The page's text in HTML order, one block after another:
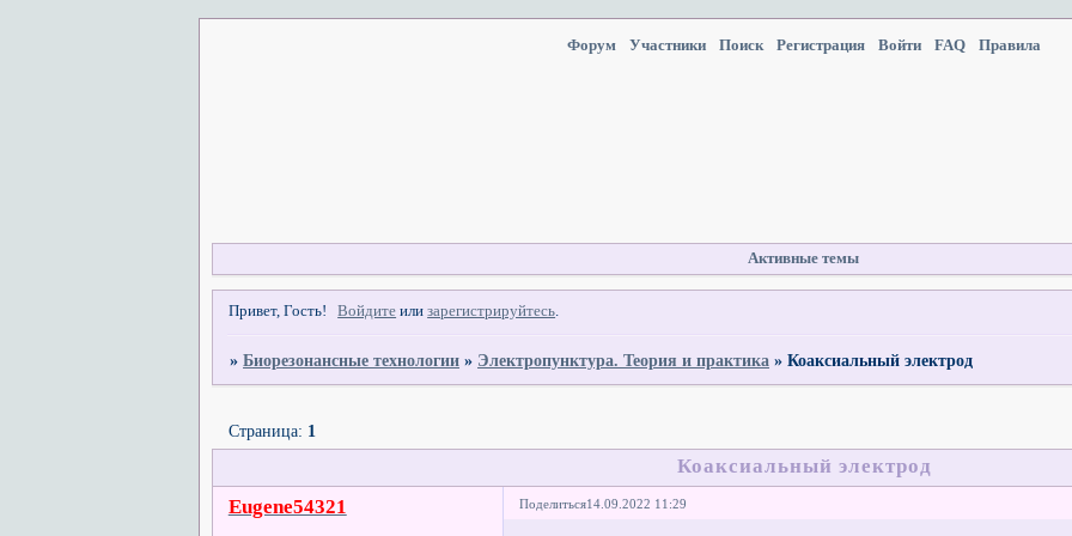
Форум Участники Поиск Регистрация Войти FAQ Правила
Активные темы
Привет, Гость! Войдите илизарегистрируйтесь.
»Биорезонансные технологии » Электропунктура. Теория и практика »Коаксиальный электрод
Коаксиальный электрод
Страница: 1
Поделиться14.09.2022 11:29
Eugene54321